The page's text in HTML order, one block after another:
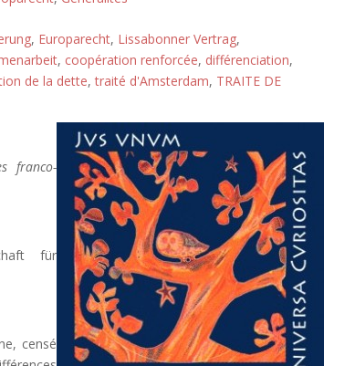
, Europarecht, Lissabonner Vertrag,
, coopération renforcée, différenciation,
de la dette,traité d'Amsterdam, TRAITE DE
franco-
für
censé